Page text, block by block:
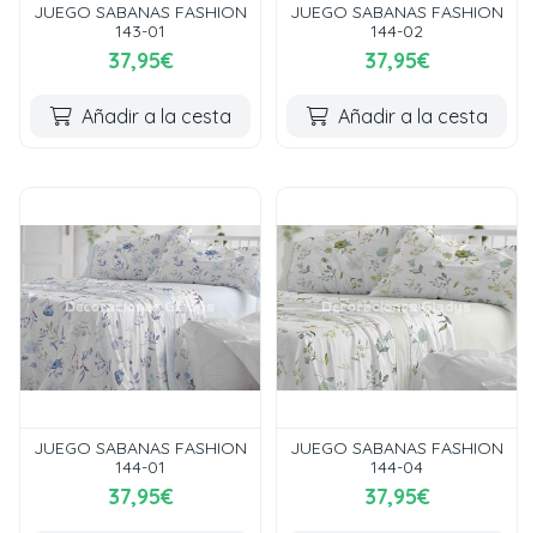
JUEGO SABANAS FASHION
143-01
37,95€
Añadir a la cesta
JUEGO SABANAS FASHION
144-02
37,95€
Añadir a la cesta
JUEGO SABANAS FASHION
144-01
37,95€
JUEGO SABANAS FASHION
144-04
37,95€